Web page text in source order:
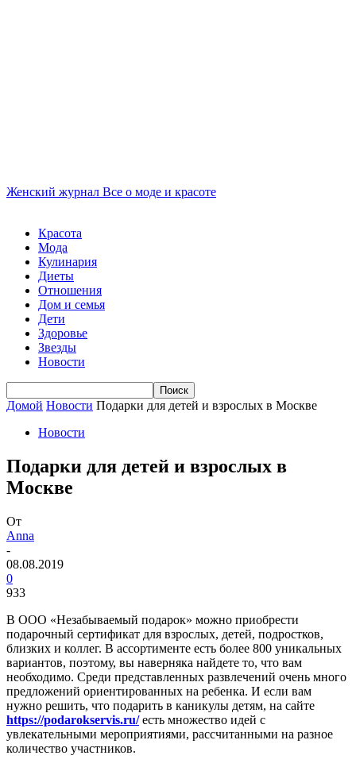
Женский журнал Все о моде и красоте
Красота
Мода
Кулинария
Диеты
Отношения
Дом и семья
Дети
Здоровье
Звезды
Новости
Домой Новости Подарки для детей и взрослых в Москве
Новости
Подарки для детей и взрослых в
Москве
От
Anna
-
08.08.2019
0
933
В ООО «Незабываемый подарок» можно приобрести
подарочный сертификат для взрослых, детей, подростков,
близких и коллег. В ассортименте есть более 800 уникальных
вариантов, поэтому, вы наверняка найдете то, что вам
необходимо. Среди представленных развлечений очень много
предложений ориентированных на ребенка. И если вам
нужно решить, что подарить в каникулы детям, на сайте
https://podarokservis.ru/есть множество идей с
увлекательными мероприятиями, рассчитанными на разное
количество участников.